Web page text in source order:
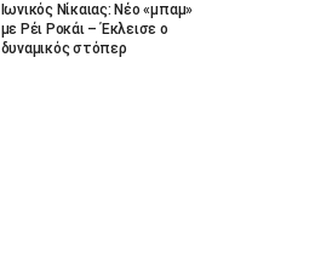
Ιωνικός Νίκαιας: Νέο «μπαμ»
με Ρέι Ροκάι – Έκλεισε ο
δυναμικός στόπερ